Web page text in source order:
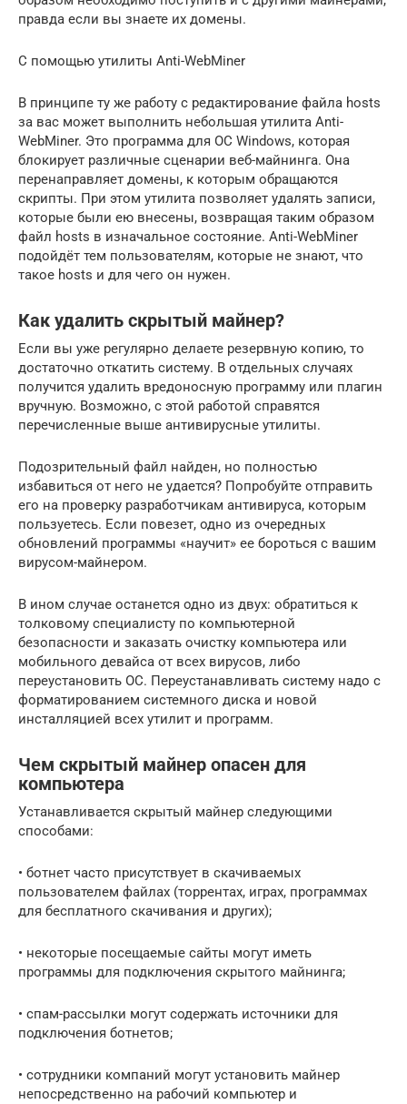
правда если вы знаете их домены.
С помощью утилиты Anti-WebMiner
В принципе ту же работу с редактирование файла hosts
за вас может выполнить небольшая утилита Anti-
WebMiner. Это программа для ОС Windows, которая
блокирует различные сценарии веб-майнинга. Она
перенаправляет домены, к которым обращаются
скрипты. При этом утилита позволяет удалять записи,
которые были ею внесены, возвращая таким образом
файл hosts в изначальное состояние. Anti-WebMiner
подойдёт тем пользователям, которые не знают, что
такое hosts и для чего он нужен.
Как удалить скрытый майнер?
Если вы уже регулярно делаете резервную копию, то
достаточно откатить систему. В отдельных случаях
получится удалить вредоносную программу или плагин
вручную. Возможно, с этой работой справятся
перечисленные выше антивирусные утилиты.
Подозрительный файл найден, но полностью
избавиться от него не удается? Попробуйте отправить
его на проверку разработчикам антивируса, которым
пользуетесь. Если повезет, одно из очередных
обновлений программы «научит» ее бороться с вашим
вирусом-майнером.
В ином случае останется одно из двух: обратиться к
толковому специалисту по компьютерной
безопасности и заказать очистку компьютера или
мобильного девайса от всех вирусов, либо
переустановить ОС. Переустанавливать систему надо с
форматированием системного диска и новой
инсталляцией всех утилит и программ.
Чем скрытый майнер опасен для
компьютера
Устанавливается скрытый майнер следующими
способами:
• ботнет часто присутствует в скачиваемых
пользователем файлах (торрентах, играх, программах
для бесплатного скачивания и других);
• некоторые посещаемые сайты могут иметь
программы для подключения скрытого майнинга;
• спам-рассылки могут содержать источники для
подключения ботнетов;
• сотрудники компаний могут установить майнер
непосредственно на рабочий компьютер и